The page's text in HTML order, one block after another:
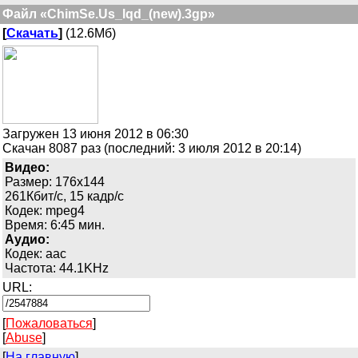
Файл «ChimSe.Us_lqd_(new).3gp»
[Скачать] (12.6Мб)
Загружен 13 июня 2012 в 06:30
Скачан 8087 раз (последний: 3 июля 2012 в 20:14)
Видео:
Размер: 176x144
261Кбит/с, 15 кадр/с
Кодек: mpeg4
Время: 6:45 мин.
Аудио:
Кодек: aac
Частота: 44.1KHz
URL:
[Пожаловаться]
[Abuse]